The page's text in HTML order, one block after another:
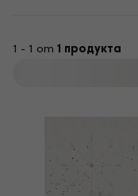
1 - 1 от 1 продукта